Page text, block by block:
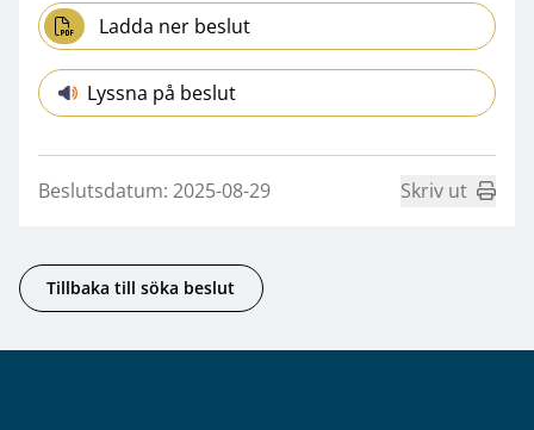
Ladda ner beslut
Lyssna på beslut
Beslutsdatum: 2025-08-29 Skriv ut
Tillbaka till söka beslut